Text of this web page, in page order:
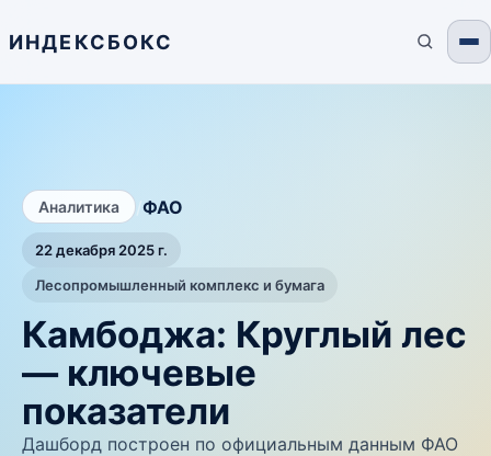
ИНДЕКСБОКС
Аналитика ФАО
22 декабря 2025 г.
Лесопромышленный комплекс и бумага
Камбоджа: Круглый лес
— ключевые
показатели
Дашборд построен по официальным данным ФАО